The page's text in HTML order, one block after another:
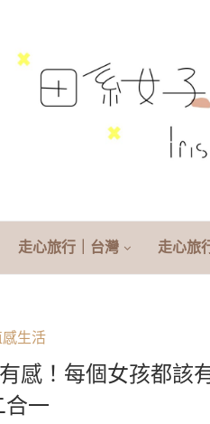
走心旅行｜台灣 走心旅
生活
感！每個女孩都該
合一